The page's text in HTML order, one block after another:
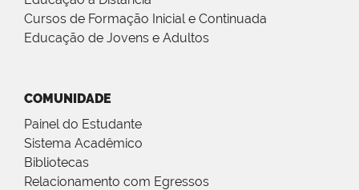
Cursos de Formação Inicial e Continuada
Educação de Jovens e Adultos
COMUNIDADE
Painel do Estudante
Sistema Acadêmico
Bibliotecas
Relacionamento com Egressos